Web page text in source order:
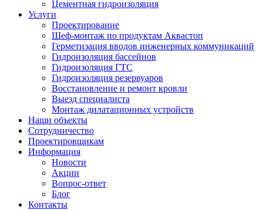
Цементная гидроизоляция
Услуги
Проектирование
Шеф-монтаж по продуктам Аквастоп
Герметизация вводов инженерных коммуникаций
Гидроизоляция бассейнов
Гидроизоляция ГТС
Гидроизоляция резервуаров
Восстановление и ремонт кровли
Выезд специалиста
Монтаж дилатационных устройств
Наши объекты
Сотрудничество
Проектировщикам
Информация
Новости
Акции
Вопрос-ответ
Блог
Контакты